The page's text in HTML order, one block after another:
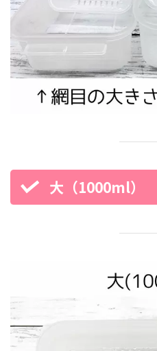
大（1000ml）